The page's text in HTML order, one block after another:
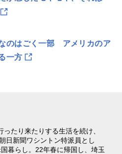
のはごく一部 アメリカのア
一方
ったり来たりする生活を続け、
日新聞ワシントン特派員とし
暮らし。22年春に帰国し、埼玉